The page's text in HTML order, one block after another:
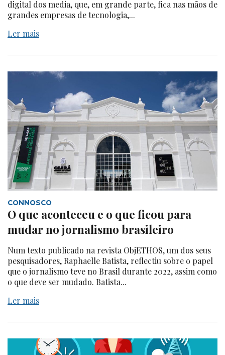
digital dos media, que, em grande parte, fica nas mãos de
grandes empresas de tecnologia,...
Ler mais
CONNOSCO
O que aconteceu e o que ficou para
mudar no jornalismo brasileiro
Num texto publicado na revista ObjETHOS, um dos seus
pesquisadores, Raphaelle Batista, reflectiu sobre o papel
que o jornalismo teve no Brasil durante 2022, assim como
o que deve ser mudado. Batista...
Ler mais